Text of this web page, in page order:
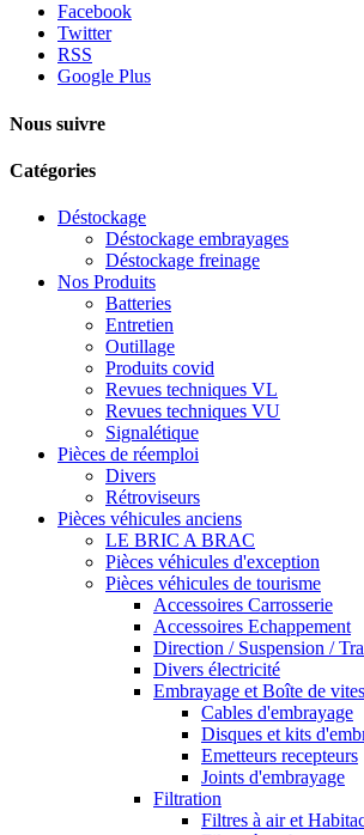
Facebook
Twitter
RSS
Google Plus
Nous suivre
Catégories
Déstockage
Déstockage embrayages
Déstockage freinage
Nos Produits
Batteries
Entretien
Outillage
Produits covid
Revues techniques VL
Revues techniques VU
Signalétique
Pièces de réemploi
Divers
Rétroviseurs
Pièces véhicules anciens
LE BRIC A BRAC
Pièces véhicules d'exception
Pièces véhicules de tourisme
Accessoires Carrosserie
Accessoires Echappement
Direction / Suspension /
Divers électricité
Embrayage et Boîte de
Cables d'embrayage
Disques et kits
Emetteurs recepteurs
Joints d'embrayage
Filtration
Filtres à air et